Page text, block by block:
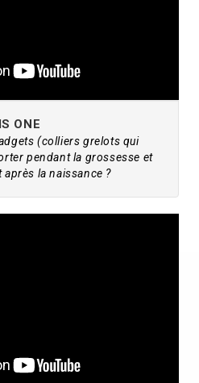
ONE
(colliers grelots qui
pendant la grossesse et
après la naissance ?